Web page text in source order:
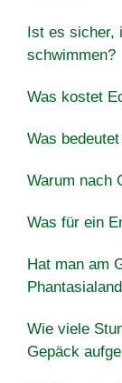
Ist es sicher,
schwimmen?
Was kostet
Was
Warum nach
Was für ein
Hat man am
Wie viele
Gepäck